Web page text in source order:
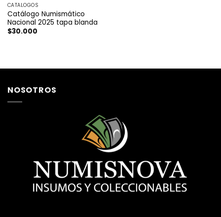
CATÁLOGOS
Catálogo Numismático
Nacional 2025 tapa blanda
$30.000
NOSOTROS